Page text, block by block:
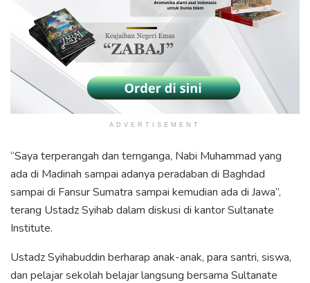
ADVERTISEMENT
“Saya terperangah dan ternganga, Nabi Muhammad yang
ada di Madinah sampai adanya peradaban di Baghdad
sampai di Fansur Sumatra sampai kemudian ada di Jawa”,
terang Ustadz Syihab dalam diskusi di kantor Sultanate
Institute.
Ustadz Syihabuddin berharap anak-anak, para santri, siswa,
dan pelajar sekolah belajar langsung bersama Sultanate